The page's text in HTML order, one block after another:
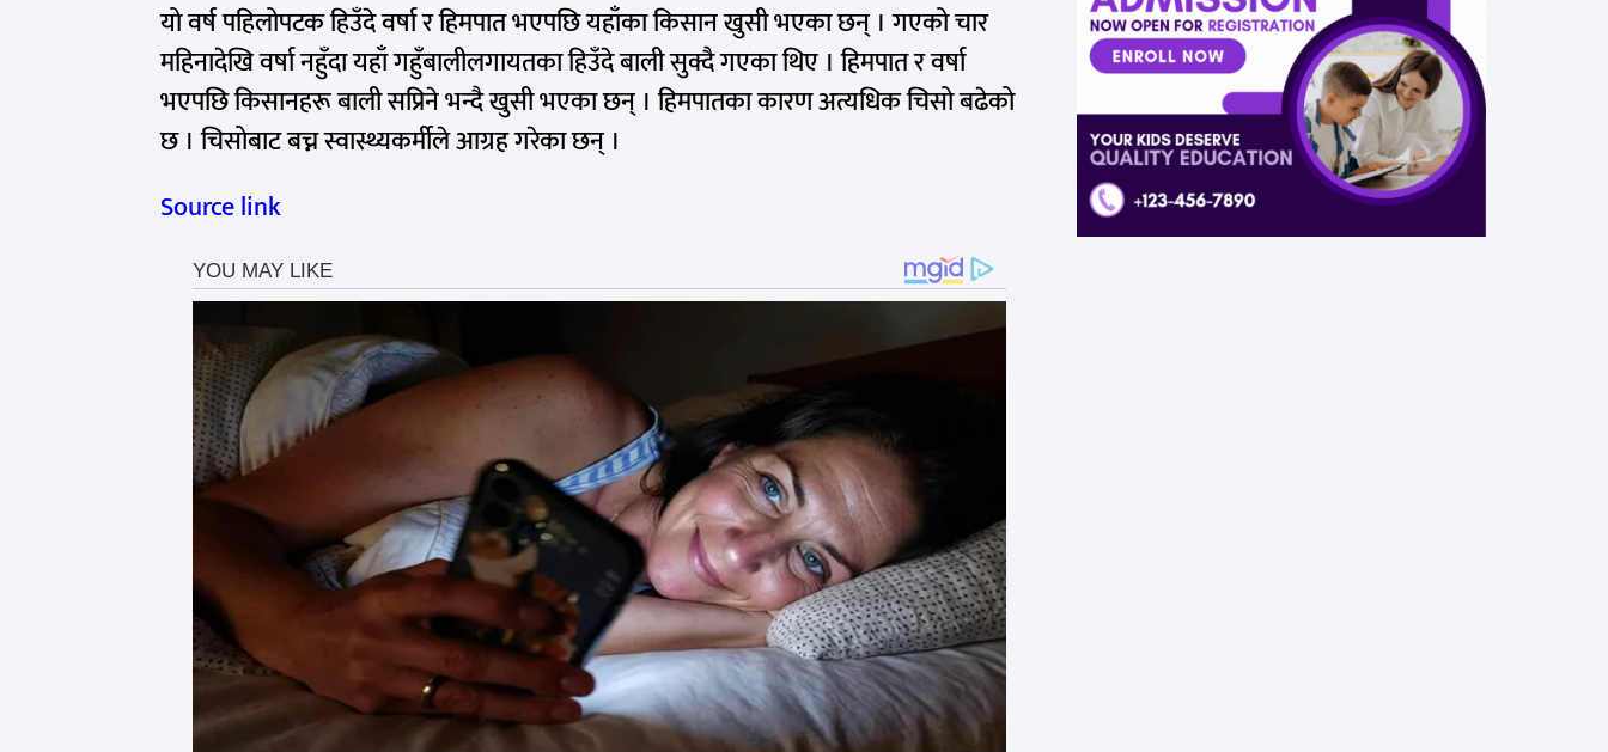
यो वर्ष पहिलोपटक हिउँदे वर्षा र हिमपात भएपछि यहाँका किसान खुसी भएका छन् । गएको चार
महिनादेखि वर्षा नहुँदा यहाँ गहुँबालीलगायतका हिउँदे बाली सुक्दै गएका थिए । हिमपात र वर्षा
भएपछि किसानहरू बाली सप्रिने भन्दै खुसी भएका छन् । हिमपातका कारण अत्यधिक चिसो बढेको
छ । चिसोबाट बच्न स्वास्थ्यकर्मीले आग्रह गरेका छन् ।
Source link